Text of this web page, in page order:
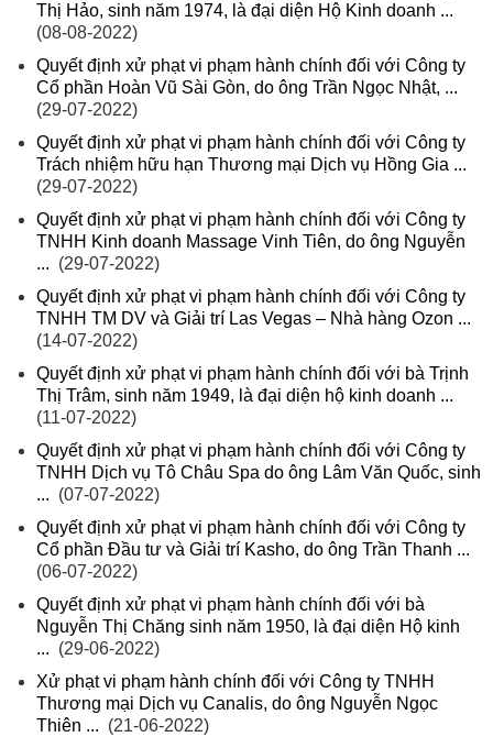
Thị Hảo, sinh năm 1974, là đại diện Hộ Kinh doanh ...
(08-08-2022)
Quyết định xử phạt vi phạm hành chính đối với Công ty
Cổ phần Hoàn Vũ Sài Gòn, do ông Trần Ngọc Nhật, ...
(29-07-2022)
Quyết định xử phạt vi phạm hành chính đối với Công ty
Trách nhiệm hữu hạn Thương mại Dịch vụ Hồng Gia ...
(29-07-2022)
Quyết định xử phạt vi phạm hành chính đối với Công ty
TNHH Kinh doanh Massage Vinh Tiên, do ông Nguyễn
... (29-07-2022)
Quyết định xử phạt vi phạm hành chính đối với Công ty
TNHH TM DV và Giải trí Las Vegas – Nhà hàng Ozon ...
(14-07-2022)
Quyết định xử phạt vi phạm hành chính đối với bà Trịnh
Thị Trâm, sinh năm 1949, là đại diện hộ kinh doanh ...
(11-07-2022)
Quyết định xử phạt vi phạm hành chính đối với Công ty
TNHH Dịch vụ Tô Châu Spa do ông Lâm Văn Quốc, sinh
... (07-07-2022)
Quyết định xử phạt vi phạm hành chính đối với Công ty
Cổ phần Đầu tư và Giải trí Kasho, do ông Trần Thanh ...
(06-07-2022)
Quyết định xử phạt vi phạm hành chính đối với bà
Nguyễn Thị Chăng sinh năm 1950, là đại diện Hộ kinh
... (29-06-2022)
Xử phạt vi phạm hành chính đối với Công ty TNHH
Thương mại Dịch vụ Canalis, do ông Nguyễn Ngọc
Thiên ... (21-06-2022)